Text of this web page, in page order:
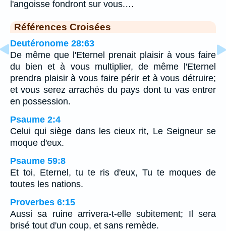
l'angoisse fondront sur vous.…
Références Croisées
Deutéronome 28:63
De même que l'Eternel prenait plaisir à vous faire
du bien et à vous multiplier, de même l'Eternel
prendra plaisir à vous faire périr et à vous détruire;
et vous serez arrachés du pays dont tu vas entrer
en possession.
Psaume 2:4
Celui qui siège dans les cieux rit, Le Seigneur se
moque d'eux.
Psaume 59:8
Et toi, Eternel, tu te ris d'eux, Tu te moques de
toutes les nations.
Proverbes 6:15
Aussi sa ruine arrivera-t-elle subitement; Il sera
brisé tout d'un coup, et sans remède.